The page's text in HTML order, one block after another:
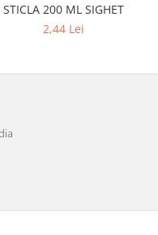
STICLA 200 ML SIGHET
2,44 Lei